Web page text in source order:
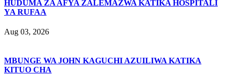
HUDUMA ZA AFYA ZALEMAZWA KATIKA HOSPITALI
YA RUFAA
Aug 03, 2026
MBUNGE WA JOHN KAGUCHI AZUILIWA KATIKA
KITUO CHA